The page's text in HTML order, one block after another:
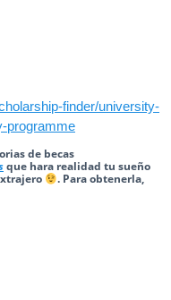
finder/university-
programme
de becas
que hara realidad tu sueño
. Para obtenerla,